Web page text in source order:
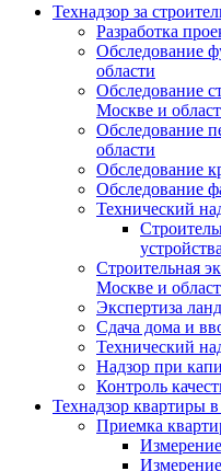
Технадзор за
Разработка
Обследование
области
Обследование
Москве и
Обследование
области
Обследование
Обследование
Технический
устройства
Строительная
Москве и
Экспертиза
Сдача дома и
Технический
Надзор при
Контроль
Технадзор квартиры
Приемка